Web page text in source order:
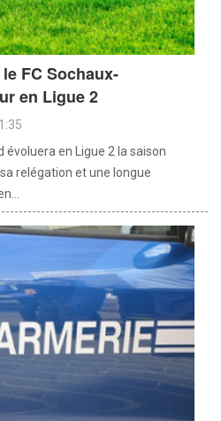
FC Sochaux-
en Ligue 2
évoluera en Ligue 2 la saison
relégation et une longue